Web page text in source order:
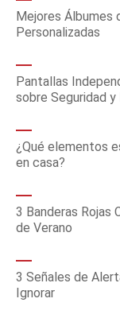
Mejores Álbumes
Personalizadas
Pantallas
sobre Seguridad y
¿Qué elementos
en casa?
3 Banderas Rojas
de Verano
3 Señales de
Ignorar